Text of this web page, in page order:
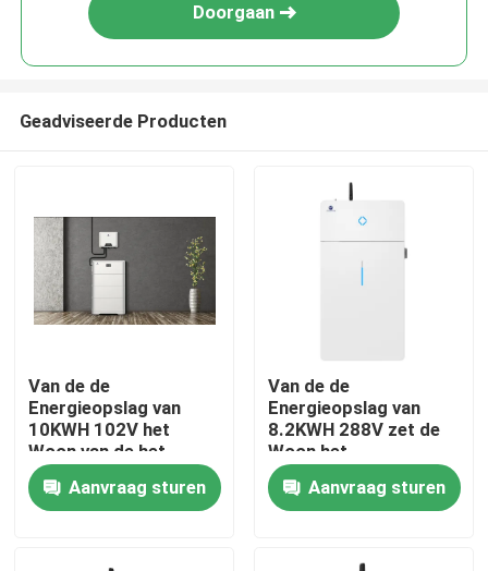
Producten
Ongeveer ons
Doorgaan
Geadviseerde Producten
Van de de
Energieopslag van
10KWH 102V het
Woon van de het
Systeemstapel Type
van de Stijlkameel
HESB1
Aanvraag sturen
Van de de
Energieopslag van
8.2KWH 288V zet de
Woon het
Systeemmuur Batterij
op Reserve allen in
Aanvraag sturen